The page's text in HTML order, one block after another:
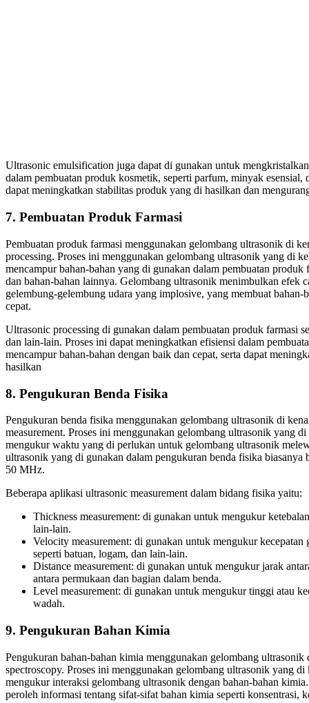
Ultrasonic emulsification juga dapat di gunakan untuk
dalam pembuatan produk kosmetik, seperti parfum, minyak esensial,
dapat meningkatkan stabilitas produk yang di hasilkan dan
7. Pembuatan Produk Farmasi
Pembuatan produk farmasi menggunakan gelombang ultrasonik di
processing. Proses ini menggunakan gelombang ultrasonik yang di
mencampur bahan-bahan yang di gunakan dalam pembuatan
dan bahan-bahan lainnya. Gelombang ultrasonik menimbulkan efek
gelembung-gelembung udara yang implosive, yang membuat bahan-
cepat.
Ultrasonic processing di gunakan dalam pembuatan produk farmasi
dan lain-lain. Proses ini dapat meningkatkan efisiensi dalam
mencampur bahan-bahan dengan baik dan cepat, serta dapat
hasilkan
8. Pengukuran Benda Fisika
Pengukuran benda fisika menggunakan gelombang ultrasonik di
measurement. Proses ini menggunakan gelombang ultrasonik yang
mengukur waktu yang di perlukan untuk gelombang ultrasonik
ultrasonik yang di gunakan dalam pengukuran benda fisika
50 MHz.
Beberapa aplikasi ultrasonic measurement dalam bidang fisika yaitu:
Thickness measurement: di gunakan untuk mengukur
lain-lain.
Velocity measurement: di gunakan untuk mengukur kecepatan
seperti batuan, logam, dan lain-lain.
Distance measurement: di gunakan untuk mengukur jarak
antara permukaan dan bagian dalam benda.
Level measurement: di gunakan untuk mengukur tinggi atau
wadah.
9. Pengukuran Bahan Kimia
Pengukuran bahan-bahan kimia menggunakan gelombang
spectroscopy. Proses ini menggunakan gelombang ultrasonik yang
mengukur interaksi gelombang ultrasonik dengan bahan-bahan
peroleh informasi tentang sifat-sifat bahan kimia seperti konsentrasi,